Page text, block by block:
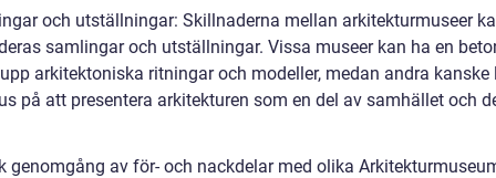
och utställningar: Skillnaderna mellan arkitekturmuseer
samlingar och utställningar. Vissa museer kan ha en
arkitektoniska ritningar och modeller, medan andra kanske
på att presentera arkitekturen som en del av samhället och
genomgång av för- och nackdelar med olika